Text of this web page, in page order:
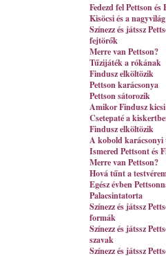
Fedezd fel Pettson
Kisöcsi és a nagyvilág
Színezz és játssz
fejtörők
Merre van Pettson?
Tűzijáték a rókának
Findusz elköltözik
Pettson karácsonya
Pettson sátorozik
Amikor Findusz
Csetepaté a
Findusz elköltözik
A kobold
Ismered Pettsont és
Merre van Pettson?
Hová tűnt a
Egész évben
Palacsintatorta
Színezz és játssz
formák
Színezz és játssz
szavak
Színezz és játssz